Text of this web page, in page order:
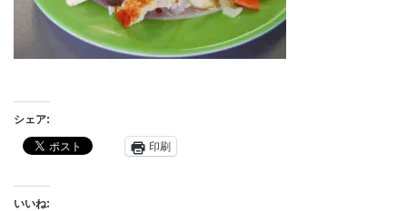
シェア:
印刷
いいね: